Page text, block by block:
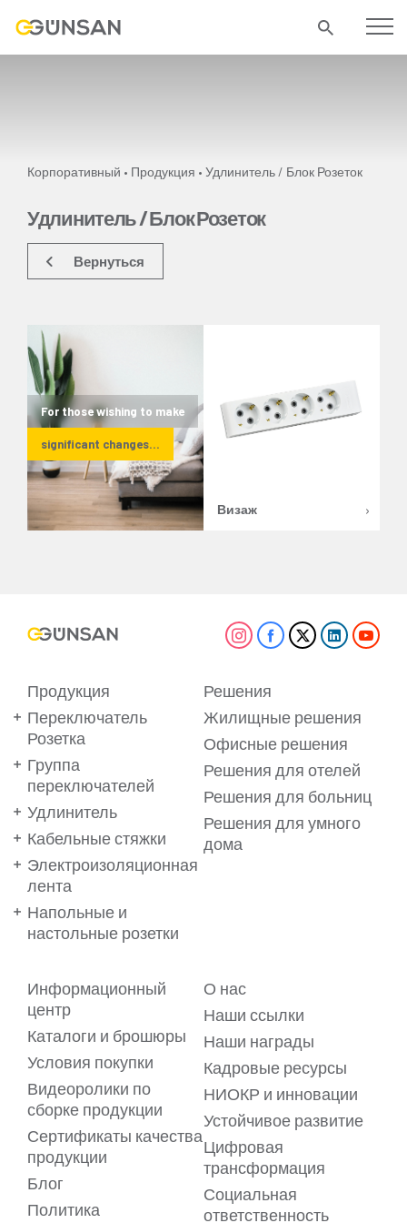
Корпоративный • Продукция • Удлинитель / Блок Розеток
Удлинитель / Блок Розеток
Вернуться
For those wishing to make
significant changes...
Визаж
Продукция
Переключатель
Розетка
Группа
переключателей
Удлинитель
Кабельные стяжки
Электроизоляционная
лента
Напольные и
настольные розетки
Решения
Жилищные решения
Офисные решения
Решения для отелей
Решения для больниц
Решения для умного
дома
Информационный
центр
Каталоги и брошюры
Условия покупки
Видеоролики по
сборке продукции
Сертификаты качества
продукции
Блог
Политика
О нас
Наши ссылки
Наши награды
Кадровые ресурсы
НИОКР и инновации
Устойчивое развитие
Цифровая
трансформация
Социальная
ответственность
Ваши предпочтения важны
для нас!
Мы используем файлы cookie на нашем веб-сайте, чтобы
обеспечить вам максимальное удобство. Файлы cookie
позволяют предлагать вам услуги в виде
персонализированного контента, адаптированного к
вашим предпочтениям. Для получения подробной
информации ознакомьтесь с нашим
Пояснительным текстом о файлах cookie.
Если, в рамках
согласны на передачу вашей личной информации, такой
как ваш IP-адрес, данные о ваших посещениях, кликах и